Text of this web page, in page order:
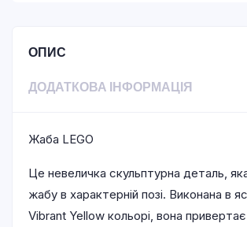
ОПИС
ДОДАТКОВА ІНФОРМАЦІЯ
Жаба LEGO
Це невеличка скульптурна деталь,
жабу в характерній позі. Виконана в
Vibrant Yellow кольорі, вона